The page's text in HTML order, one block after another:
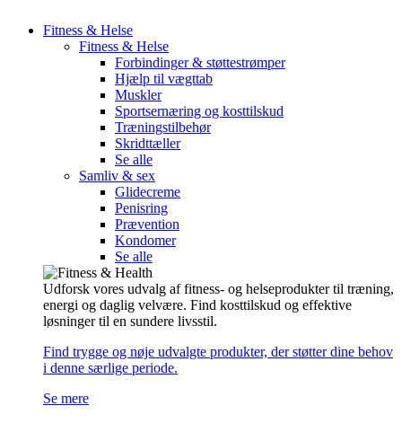
Fitness & Helse
Fitness & Helse
Forbindinger & støttestrømper
Hjælp til vægttab
Muskler
Sportsernæring og kosttilskud
Træningstilbehør
Skridttæller
Se alle
Samliv & sex
Glidecreme
Penisring
Prævention
Kondomer
Se alle
Udforsk vores udvalg af fitness- og helseprodukter til træning,
energi og daglig velvære. Find kosttilskud og effektive
løsninger til en sundere livsstil.
Find trygge og nøje udvalgte produkter, der støtter dine behov
i denne særlige periode.
Se mere